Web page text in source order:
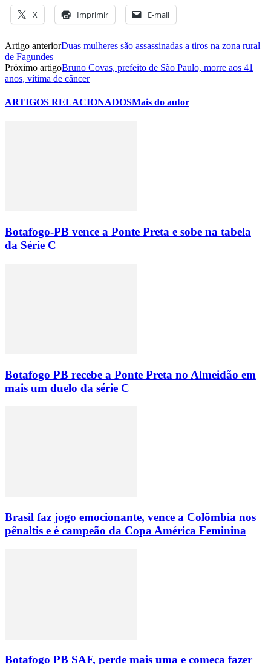
X Imprimir E-mail
Artigo anteriorDuas mulheres são assassinadas a tiros na zona rural
de Fagundes
Próximo artigoBruno Covas, prefeito de São Paulo, morre aos 41
anos, vítima de câncer
ARTIGOS RELACIONADOSMais do autor
Botafogo-PB vence a Ponte Preta e sobe na tabela
da Série C
Botafogo PB recebe a Ponte Preta no Almeidão em
mais um duelo da série C
Brasil faz jogo emocionante, vence a Colômbia nos
pênaltis e é campeão da Copa América Feminina
Botafogo PB SAF, perde mais uma e começa fazer